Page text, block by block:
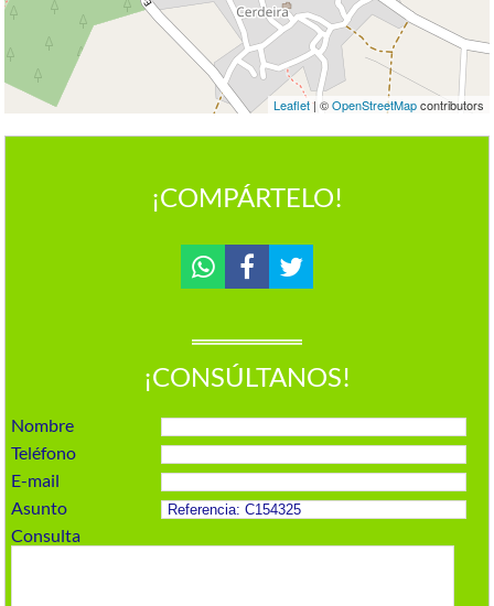
Leaflet| ©OpenStreetMapcontributors
¡COMPÁRTELO!
¡CONSÚLTANOS!
Nombre
Teléfono
E-mail
Asunto
Consulta